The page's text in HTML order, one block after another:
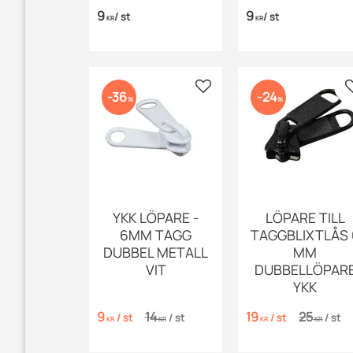
9KR/st 9KR/st
YKK LÖPARE -
6MM TAGG
DUBBEL METALL
VIT
9KR /st 14KR /st
36% Lägg till i favoriter
LÖPARE TILL
TAGGBLIXTLÅS
MM
YKK
19KR /st 25KR /st
24%